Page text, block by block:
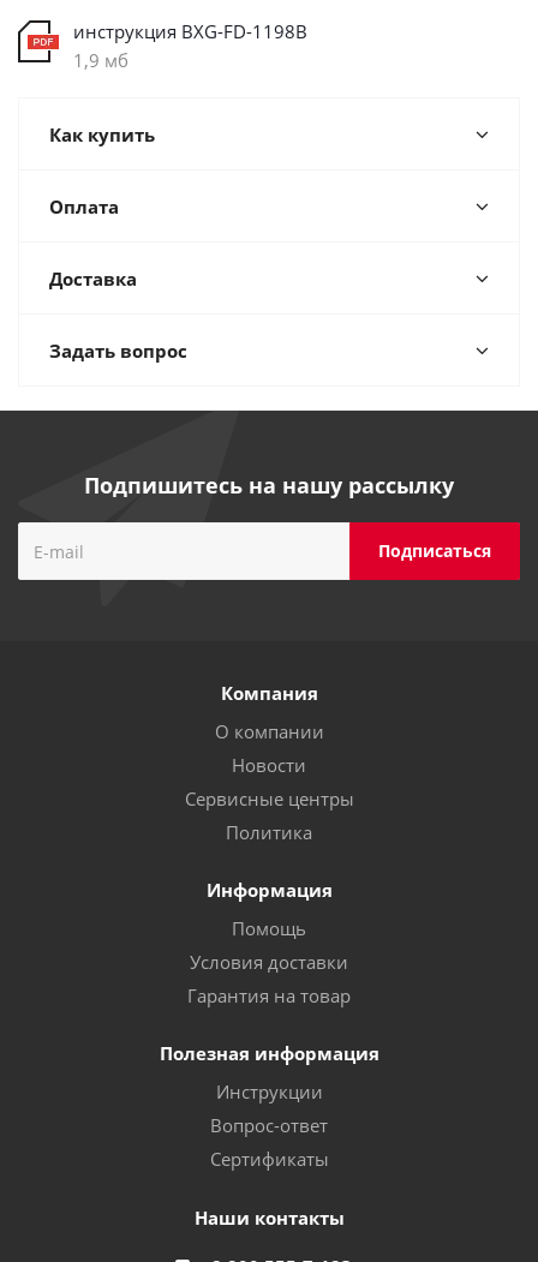
инструкция BXG-FD-1198В
1,9 мб
Как купить
Оплата
Доставка
Задать вопрос
Подпишитесь на нашу рассылку
Компания
О компании
Новости
Сервисные центры
Политика
Информация
Помощь
Условия доставки
Гарантия на товар
Полезная информация
Инструкции
Вопрос-ответ
Сертификаты
Наши контакты